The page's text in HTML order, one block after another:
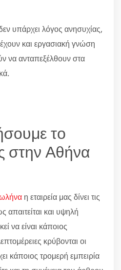
υπάρχει λόγος ανησυχίας,
έχουν και εργασιακή γνώση
να ανταπεξέλθουν στα
το
στην Αθήνα
η εταιρεία μας δίνει τις
απαιτείται και υψηλή
να είναι κάποιος
κρύβονται οι
κάποιος τρομερή εμπειρία